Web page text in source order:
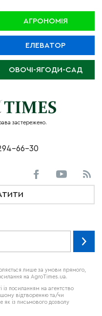
АГРОНОМІЯ
ЕЛЕВАТОР
ОВОЧІ-ЯГОДИ-САД
застережено.
66-30
лише за умови прямого,
на AgroTimes.ua.
із посиланням на агентство
відтворенню та/чи
як із письмового дозволу